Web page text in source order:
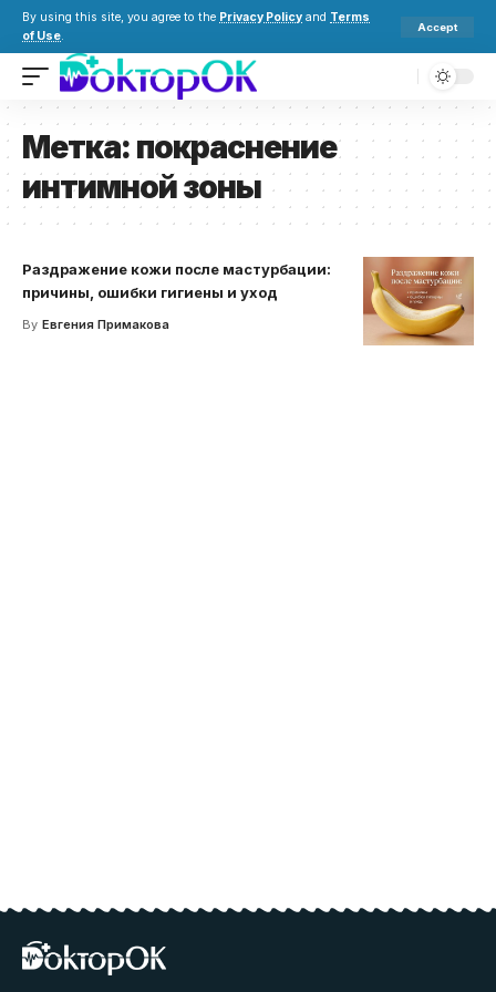
By using this site, you agree to the Privacy Policy and Terms
of Use.
Accept
Метка: покраснение
интимной зоны
Раздражение кожи после мастурбации:
причины, ошибки гигиены и уход
By Евгения Примакова